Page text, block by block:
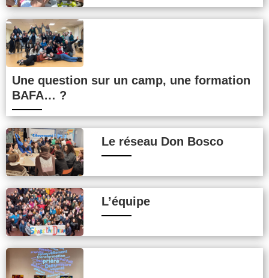
Une question sur un camp, une formation
BAFA… ?
Le réseau Don Bosco
L’équipe